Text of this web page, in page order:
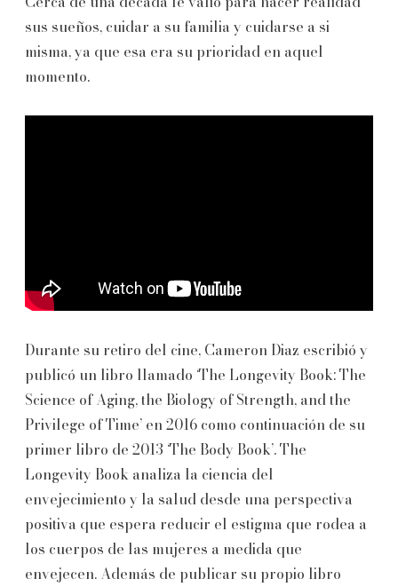
sus sueños, cuidar a su familia y cuidarse a si
misma, ya que esa era su prioridad en aquel
momento.
Durante su retiro del cine, Cameron Diaz escribió y
publicó un libro llamado ‘The Longevity Book: The
Science of Aging, the Biology of Strength, and the
Privilege of Time’ en 2016 como continuación de su
primer libro de 2013 ‘The Body Book’. The
Longevity Book analiza la ciencia del
envejecimiento y la salud desde una perspectiva
positiva que espera reducir el estigma que rodea a
los cuerpos de las mujeres a medida que
envejecen. Además de publicar su propio libro